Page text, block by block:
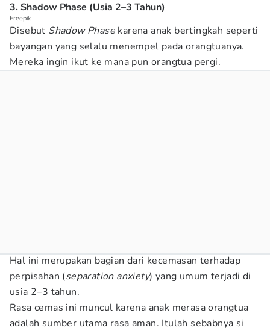
3. Shadow Phase (Usia 2–3 Tahun)
Freepik
Disebut Shadow Phase karena anak bertingkah seperti
bayangan yang selalu menempel pada orangtuanya.
Mereka ingin ikut ke mana pun orangtua pergi.
Hal ini merupakan bagian dari kecemasan terhadap
perpisahan (separation anxiety) yang umum terjadi di
usia 2–3 tahun.
Rasa cemas ini muncul karena anak merasa orangtua
adalah sumber utama rasa aman. Itulah sebabnya si